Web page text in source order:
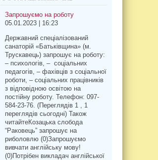
Запрошуємо на роботу
05.01.2023 | 16:23
Державний спеціалізований
санаторій «Батьківщина» (м.
Трускавець) запрошує на роботу:
– психологів, – соціальних
педагогів, – фахівців з соціальної
роботи, – соціальних працівників
з відповідною освітою на
постійну роботу. Телефон: 097-
584-23-76. (Переглядів 1 , 1
переглядів сьогодні) Також
читайтеКозацька слобода
“Раковець” запрошує на
риболовлю (0)Запрошуємо
вивчати англійську мову!
(0)Потрібен викладач англійської